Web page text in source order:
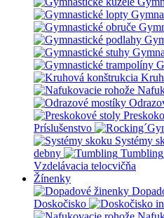
Príslušenstvo
Systémy
debny
Tumbling
Vzdelávacia telocvičňa
Žínenky
Doskočisko